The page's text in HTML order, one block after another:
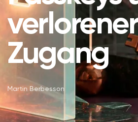
verlorener
Zugang
Martin Berbesson